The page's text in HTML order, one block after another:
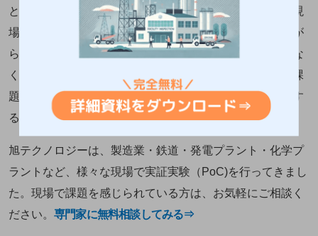
とを確認しています。従来の資機材管理は、現場職員が現
場内を巡回し目視と手作業で行っていました。しかしなが
ら、これらの手法は、膨大な手間と時間を要するだけでな
く、現場職員が高所や狭所等に立ち入るという安全上の課
題があります。ドローンを用いることで、上空から確認す
ることが可能となり、作業時間が大幅に短縮されました。
旭テクノロジーは、製造業・鉄道・発電プラント・化学プ
ラントなど、様々な現場で実証実験（PoC)を行ってきまし
た。現場で課題を感じられている方は、お気軽にご相談く
ださい。専門家に無料相談してみる⇒